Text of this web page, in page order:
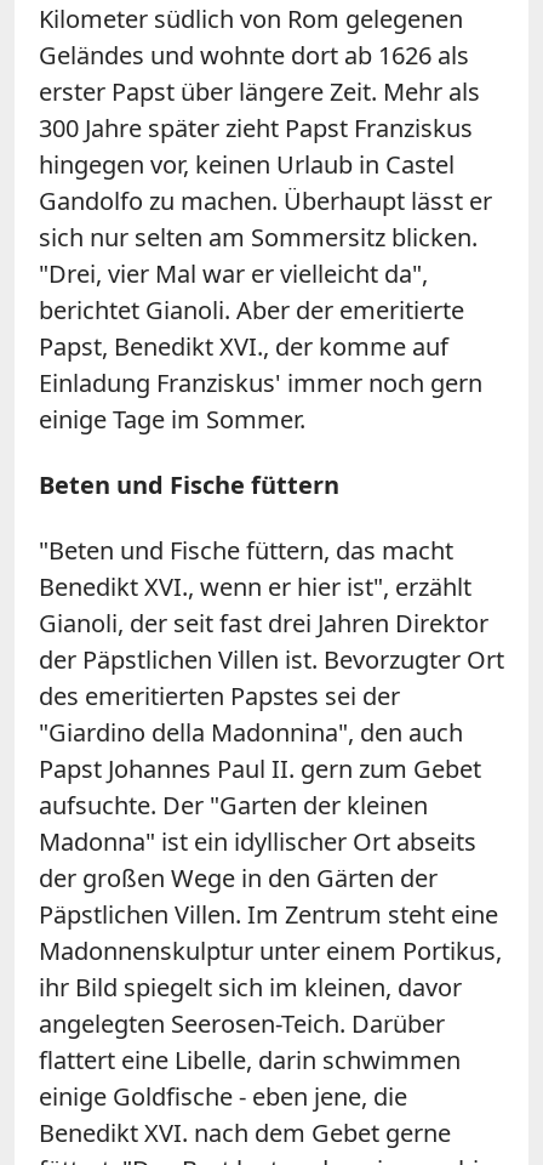
Kilometer südlich von Rom gelegenen
Geländes und wohnte dort ab 1626 als
erster Papst über längere Zeit. Mehr als
300 Jahre später zieht Papst Franziskus
hingegen vor, keinen Urlaub in Castel
Gandolfo zu machen. Überhaupt lässt er
sich nur selten am Sommersitz blicken.
"Drei, vier Mal war er vielleicht da",
berichtet Gianoli. Aber der emeritierte
Papst, Benedikt XVI., der komme auf
Einladung Franziskus' immer noch gern
einige Tage im Sommer.
Beten und Fische füttern
"Beten und Fische füttern, das macht
Benedikt XVI., wenn er hier ist", erzählt
Gianoli, der seit fast drei Jahren Direktor
der Päpstlichen Villen ist. Bevorzugter Ort
des emeritierten Papstes sei der
"Giardino della Madonnina", den auch
Papst Johannes Paul II. gern zum Gebet
aufsuchte. Der "Garten der kleinen
Madonna" ist ein idyllischer Ort abseits
der großen Wege in den Gärten der
Päpstlichen Villen. Im Zentrum steht eine
Madonnenskulptur unter einem Portikus,
ihr Bild spiegelt sich im kleinen, davor
angelegten Seerosen-Teich. Darüber
flattert eine Libelle, darin schwimmen
einige Goldfische - eben jene, die
Benedikt XVI. nach dem Gebet gerne